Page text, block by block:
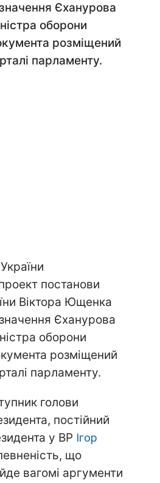
Єханурова
оборони
розміщений
парламенту.
постанови
Віктора Ющенка
Єханурова
оборони
розміщений
парламенту.
голови
постійний
у ВР Ігор
що
вагомі аргументи